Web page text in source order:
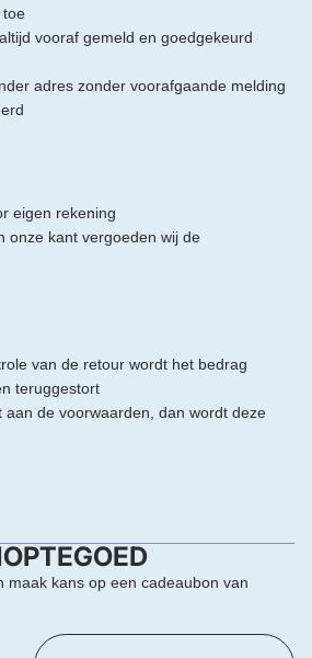
toe
vooraf gemeld en goedgekeurd
adres zonder voorafgaande melding
eigen rekening
onze kant vergoeden wij de
van de retour wordt het bedrag
teruggestort
aan de voorwaarden, dan wordt deze
maak kans op een cadeaubon van